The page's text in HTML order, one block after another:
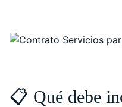
📋 Qué debe